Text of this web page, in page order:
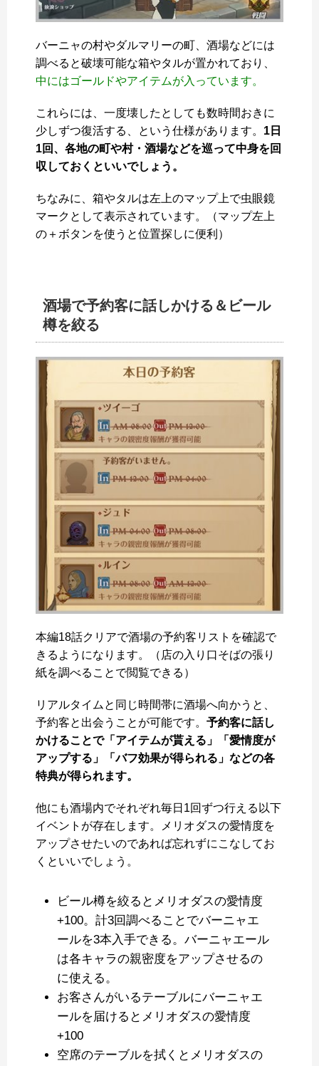
バーニャの村やダルマリーの町、酒場などには
調べると破壊可能な箱やタルが置かれており、
中にはゴールドやアイテムが入っています。
これらには、一度壊したとしても数時間おきに
少しずつ復活する、という仕様があります。 1日
1回、各地の町や村・酒場などを巡って中身を回
収しておくといいでしょう。
ちなみに、箱やタルは左上のマップ上で虫眼鏡
マークとして表示されています。（マップ左上
の＋ボタンを使うと位置探しに便利）
酒場で予約客に話しかける＆ビール
樽を絞る
本編18話クリアで酒場の予約客リストを確認で
きるようになります。（店の入り口そばの張り
紙を調べることで閲覧できる）
リアルタイムと同じ時間帯に酒場へ向かうと、
予約客と出会うことが可能です。 予約客に話し
かけることで「アイテムが貰える」「愛情度が
アップする」「バフ効果が得られる」などの各
特典が得られます。
他にも酒場内でそれぞれ毎日1回ずつ行える以下
イベントが存在します。メリオダスの愛情度を
アップさせたいのであれば忘れずにこなしてお
くといいでしょう。
ビール樽を絞るとメリオダスの愛情度
+100。計3回調べることでバーニャエ
ールを3本入手できる。バーニャエール
は各キャラの親密度をアップさせるの
に使える。
お客さんがいるテーブルにバーニャエ
ールを届けるとメリオダスの愛情度
+100
空席のテーブルを拭くとメリオダスの